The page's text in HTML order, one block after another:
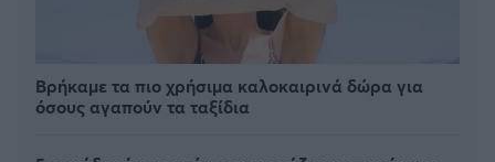
Βρήκαμε τα πιο χρήσιμα καλοκαιρινά δώρα για
όσους αγαπούν τα ταξίδια